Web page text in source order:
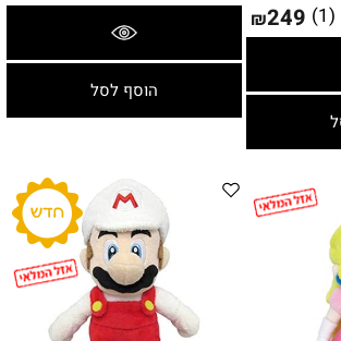
₪249 (1)
הוסף לסל